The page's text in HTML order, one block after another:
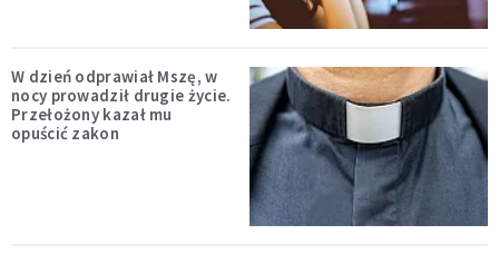
W dzień odprawiał Mszę, w
nocy prowadził drugie życie.
Przełożony kazał mu
opuścić zakon